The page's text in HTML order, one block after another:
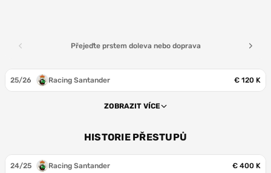
Přejeďte prstem doleva nebo doprava
25/26 Racing Santander € 120 K
ZOBRAZIT VÍCE
HISTORIE PŘESTUPŮ
24/25 Racing Santander € 400 K